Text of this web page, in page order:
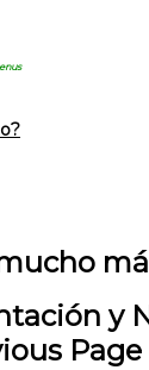
y
Page